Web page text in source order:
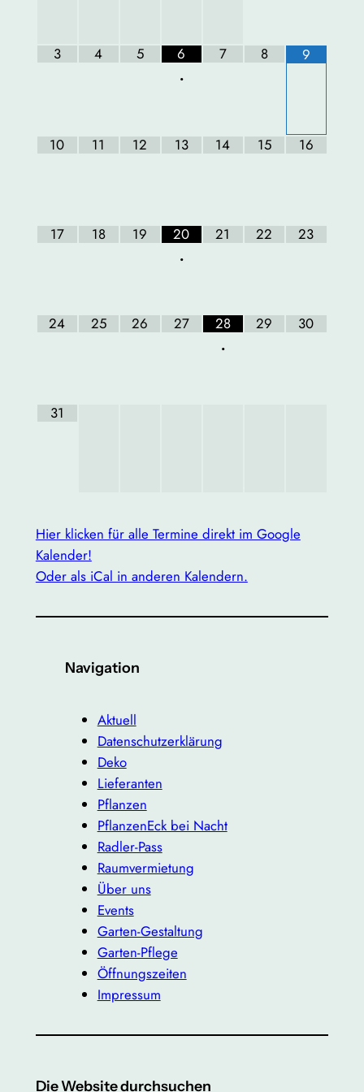
3 4 5
6
•
7 8 9
10 11 12 13 14 15 16
17 18 19
20
•
21 22 23
24 25 26 27
28
•
29 30
31
Hier klicken für alle Termine direkt im Google
Kalender!
Oder als iCal in anderen Kalendern.
Navigation
Aktuell
Datenschutzerklärung
Deko
Lieferanten
Pflanzen
PflanzenEck bei Nacht
Radler-Pass
Raumvermietung
Über uns
Events
Garten-Gestaltung
Garten-Pflege
Öffnungszeiten
Impressum
Die Website durchsuchen